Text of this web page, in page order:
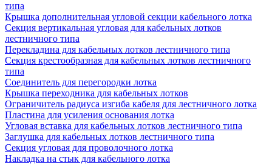
типа
Крышка дополнительная угловой секции кабельного лотка
Секция вертикальная угловая для кабельных лотков
лестничного типа
Перекладина для кабельных лотков лестничного типа
Секция крестообразная для кабельных лотков лестничного
типа
Соединитель для перегородки лотка
Крышка переходника для кабельных лотков
Ограничитель радиуса изгиба кабеля для лестничного лотка
Пластина для усиления основания лотка
Угловая вставка для кабельных лотков лестничного типа
Заглушка для кабельных лотков лестничного типа
Секция угловая для проволочного лотка
Накладка на стык для кабельного лотка